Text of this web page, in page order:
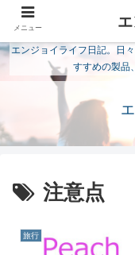
エンジョイライフ日記。日
すすめの製品
注意点
旅行
メニュー